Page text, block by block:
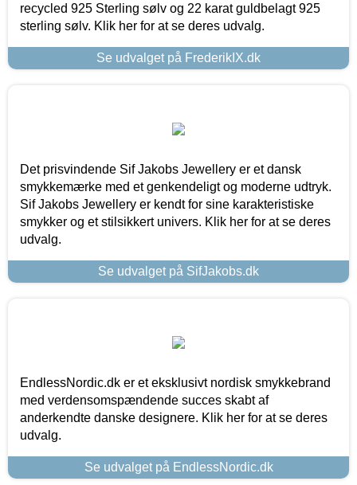
recycled 925 Sterling sølv og 22 karat guldbelagt 925
sterling sølv. Klik her for at se deres udvalg.
Se udvalget på FrederikIX.dk
Det prisvindende Sif Jakobs Jewellery er et dansk
smykkemærke med et genkendeligt og moderne udtryk.
Sif Jakobs Jewellery er kendt for sine karakteristiske
smykker og et stilsikkert univers. Klik her for at se deres
udvalg.
Se udvalget på SifJakobs.dk
EndlessNordic.dk er et eksklusivt nordisk smykkebrand
med verdensomspændende succes skabt af
anderkendte danske designere. Klik her for at se deres
udvalg.
Se udvalget på EndlessNordic.dk